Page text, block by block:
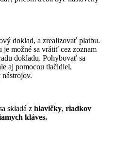
doklad, a zrealizovať platbu.
možné sa vrátiť cez zoznam
dokladu. Pohybovať sa
aj pomocou tlačidiel,
nástrojov.
skladá z hlavičky, riadkov
kláves.